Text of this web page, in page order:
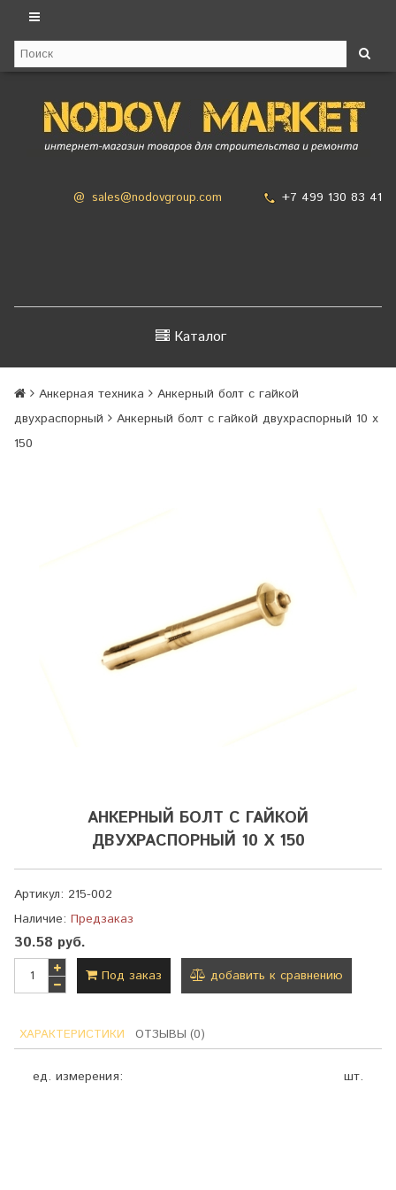
@ sales@nodovgroup.com +7 499 130 83 41
Каталог
Анкерная техника
Анкерный болт с гайкой
двухраспорный
Анкерный болт с гайкой двухраспорный 10 х
150
АНКЕРНЫЙ БОЛТ С ГАЙКОЙ
ДВУХРАСПОРНЫЙ 10 Х 150
Артикул: 215-002
Наличие: Предзаказ
30.58 руб.
Под заказ добавить к сравнению
ХАРАКТЕРИСТИКИ ОТЗЫВЫ (0)
ед. измерения: шт.